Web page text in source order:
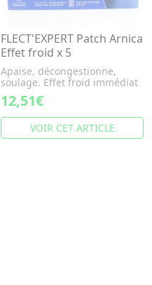
FLECT'EXPERT Patch Arnica
Effet froid x 5
Apaise, décongestionne,
soulage. Effet froid immédiat
12,51€
VOIR CET ARTICLE